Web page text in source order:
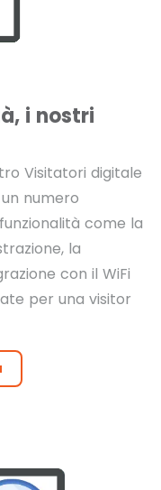
i nostri
Visitatori digitale
numero
come la
la
con il WiFi
per una visitor